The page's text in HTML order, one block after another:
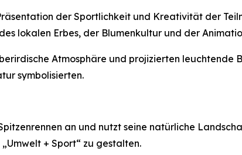
der Sportlichkeit und Kreativität der
lokalen Erbes, der Blumenkultur und der
Atmosphäre und projizierten leuchtende
symbolisierten.
an und nutzt seine natürliche
+ Sport“ zu gestalten.